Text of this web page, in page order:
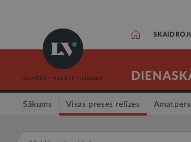
Sākums Visas preses relīzes